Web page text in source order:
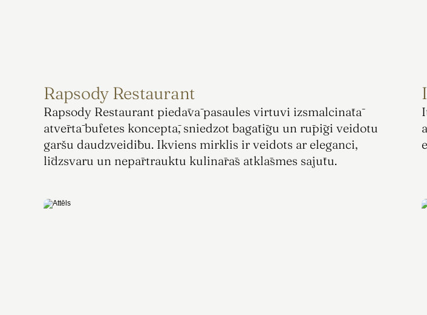
Rapsody Restaurant
Rapsody Restaurant piedāvā pasaules virtuvi izsmalcinātā
atvērtā bufetes konceptā, sniedzot bagātīgu un rūpīgi veidotu
garšu daudzveidību. Ikviens mirklis ir veidots ar eleganci,
līdzsvaru un nepārtrauktu kulinārās atklāsmes sajūtu.